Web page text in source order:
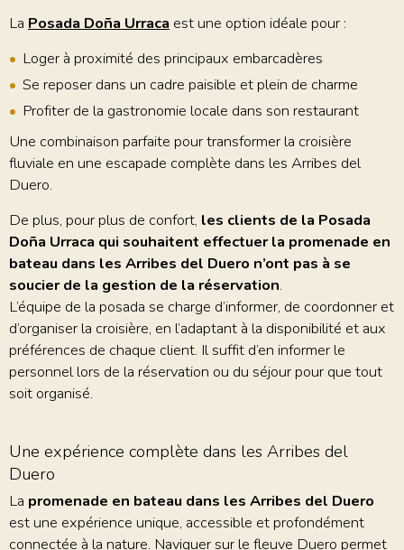
La Posada Doña Urraca est une option idéale pour :
Loger à proximité des principaux embarcadères
Se reposer dans un cadre paisible et plein de charme
Profiter de la gastronomie locale dans son restaurant
Une combinaison parfaite pour transformer la croisière
fluviale en une escapade complète dans les Arribes del
Duero.
De plus, pour plus de confort, les clients de la Posada
Doña Urraca qui souhaitent effectuer la promenade en
bateau dans les Arribes del Duero n’ont pas à se
soucier de la gestion de la réservation.
L’équipe de la posada se charge d’informer, de coordonner et
d’organiser la croisière, en l’adaptant à la disponibilité et aux
préférences de chaque client. Il suffit d’en informer le
personnel lors de la réservation ou du séjour pour que tout
soit organisé.
Une expérience complète dans les Arribes del
Duero
La promenade en bateau dans les Arribes del Duero
est une expérience unique, accessible et profondément
connectée à la nature. Naviguer sur le fleuve Duero permet